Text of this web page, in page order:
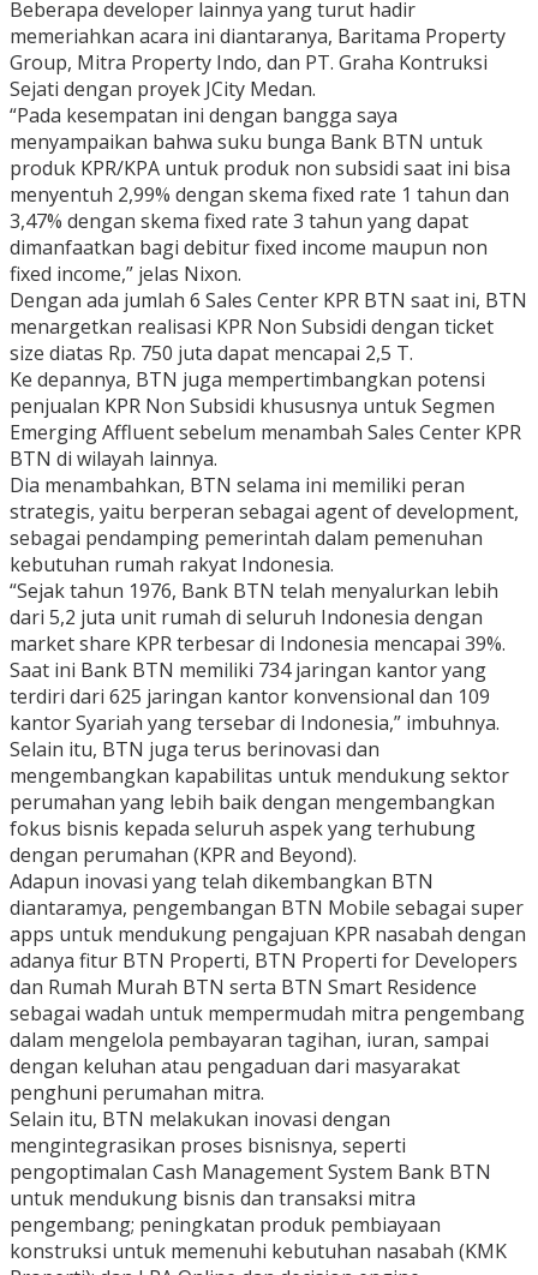
Beberapa developer lainnya yang turut hadir
memeriahkan acara ini diantaranya, Baritama Property
Group, Mitra Property Indo, dan PT. Graha Kontruksi
Sejati dengan proyek JCity Medan.
“Pada kesempatan ini dengan bangga saya
menyampaikan bahwa suku bunga Bank BTN untuk
produk KPR/KPA untuk produk non subsidi saat ini bisa
menyentuh 2,99% dengan skema fixed rate 1 tahun dan
3,47% dengan skema fixed rate 3 tahun yang dapat
dimanfaatkan bagi debitur fixed income maupun non
fixed income,” jelas Nixon.
Dengan ada jumlah 6 Sales Center KPR BTN saat ini, BTN
menargetkan realisasi KPR Non Subsidi dengan ticket
size diatas Rp. 750 juta dapat mencapai 2,5 T.
Ke depannya, BTN juga mempertimbangkan potensi
penjualan KPR Non Subsidi khususnya untuk Segmen
Emerging Affluent sebelum menambah Sales Center KPR
BTN di wilayah lainnya.
Dia menambahkan, BTN selama ini memiliki peran
strategis, yaitu berperan sebagai agent of development,
sebagai pendamping pemerintah dalam pemenuhan
kebutuhan rumah rakyat Indonesia.
“Sejak tahun 1976, Bank BTN telah menyalurkan lebih
dari 5,2 juta unit rumah di seluruh Indonesia dengan
market share KPR terbesar di Indonesia mencapai 39%.
Saat ini Bank BTN memiliki 734 jaringan kantor yang
terdiri dari 625 jaringan kantor konvensional dan 109
kantor Syariah yang tersebar di Indonesia,” imbuhnya.
Selain itu, BTN juga terus berinovasi dan
mengembangkan kapabilitas untuk mendukung sektor
perumahan yang lebih baik dengan mengembangkan
fokus bisnis kepada seluruh aspek yang terhubung
dengan perumahan (KPR and Beyond).
Adapun inovasi yang telah dikembangkan BTN
diantaramya, pengembangan BTN Mobile sebagai super
apps untuk mendukung pengajuan KPR nasabah dengan
adanya fitur BTN Properti, BTN Properti for Developers
dan Rumah Murah BTN serta BTN Smart Residence
sebagai wadah untuk mempermudah mitra pengembang
dalam mengelola pembayaran tagihan, iuran, sampai
dengan keluhan atau pengaduan dari masyarakat
penghuni perumahan mitra.
Selain itu, BTN melakukan inovasi dengan
mengintegrasikan proses bisnisnya, seperti
pengoptimalan Cash Management System Bank BTN
untuk mendukung bisnis dan transaksi mitra
pengembang; peningkatan produk pembiayaan
konstruksi untuk memenuhi kebutuhan nasabah (KMK